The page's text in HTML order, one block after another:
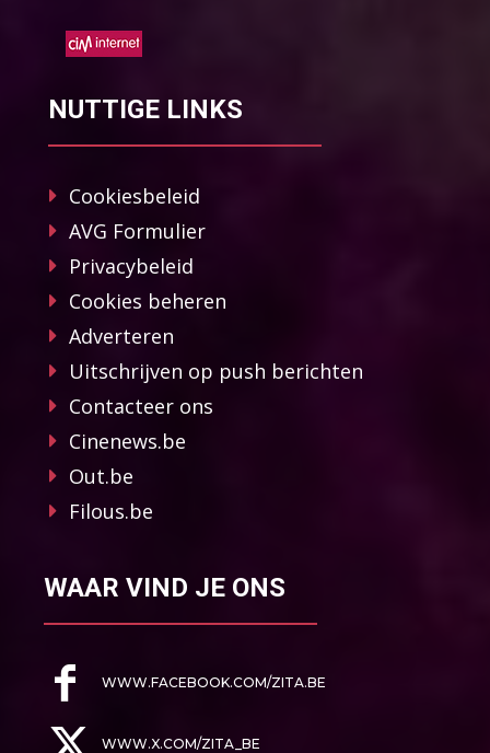
NUTTIGE LINKS
Cookiesbeleid
AVG Formulier
Privacybeleid
Cookies beheren
Adverteren
Uitschrijven op push berichten
Contacteer ons
Cinenews.be
Out.be
Filous.be
WAAR VIND JE ONS
WWW.FACEBOOK.COM/ZITA.BE
WWW.X.COM/ZITA_BE